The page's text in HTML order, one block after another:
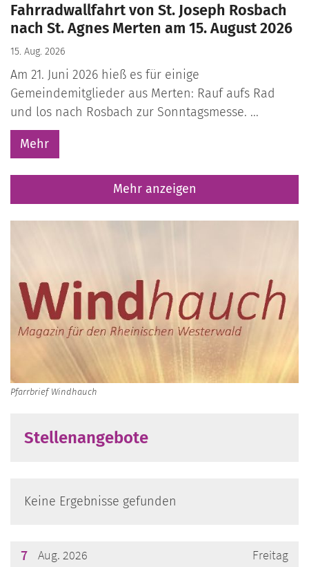
Fahrradwallfahrt von St. Joseph Rosbach
nach St. Agnes Merten am 15. August 2026
15. Aug. 2026
Am 21. Juni 2026 hieß es für einige
Gemeindemitglieder aus Merten: Rauf aufs Rad
und los nach Rosbach zur Sonntagsmesse. ...
Mehr
Mehr anzeigen
Pfarrbrief Windhauch
Stellenangebote
Keine Ergebnisse gefunden
Freitag
7 Aug. 2026